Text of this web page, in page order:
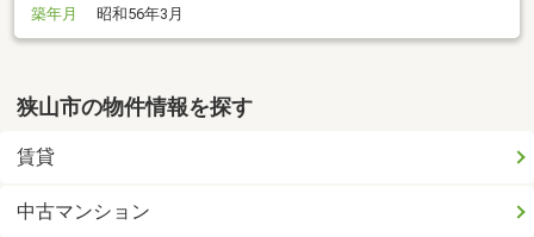
築年月
昭和56年3月
狭山市の物件情報を探す
賃貸
中古マンション